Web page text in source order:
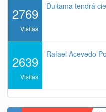
2769
Visitas
Duitama tendrá
2639
Visitas
Rafael Acevedo